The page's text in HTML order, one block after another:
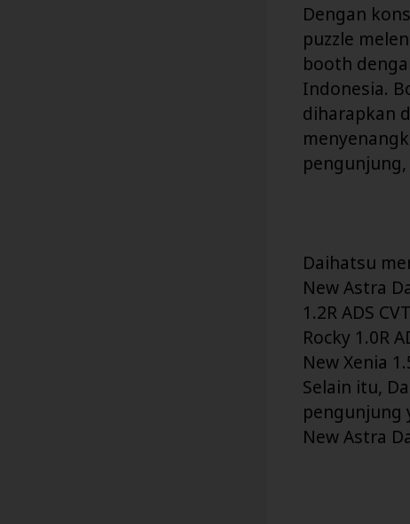
Dengan
puzzle
booth
Indonesia.
diharapkan
Daihatsu
New Astra
1.2R ADS
Rocky 1.0R
New Xenia
Selain itu,
pengunjung
New Astra